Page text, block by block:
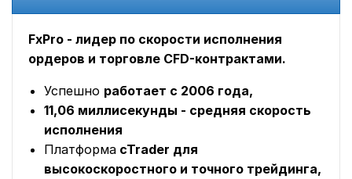
FxPro - лидер по скорости исполнения
ордеров и торговле CFD-контрактами.
Успешно работает с 2006 года,
11,06 миллисекунды - средняя скорость
исполнения
Платформа cTrader для
высокоскоростного и точного трейдинга,